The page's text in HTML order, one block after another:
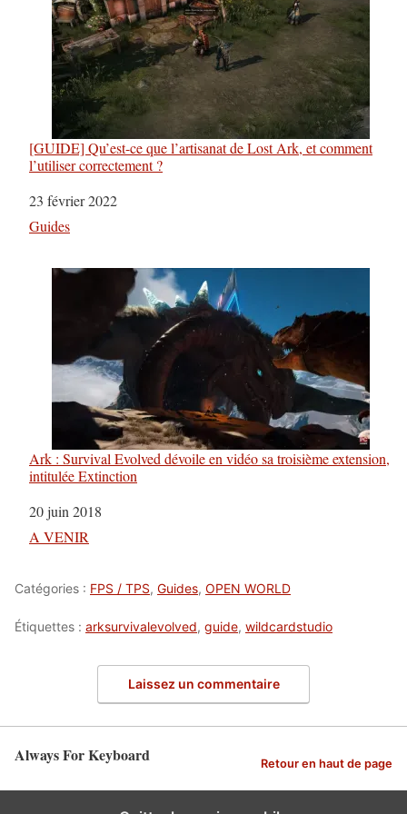
[GUIDE] Qu’est-ce que l’artisanat de Lost Ark, et comment
l’utiliser correctement ?
Date
23 février 2022
Par rapport à
Guides
Ark : Survival Evolved dévoile en vidéo sa troisième extension,
intitulée Extinction
Date
20 juin 2018
Par rapport à
A VENIR
Catégories : FPS / TPS, Guides, OPEN WORLD
Étiquettes : arksurvivalevolved, guide, wildcardstudio
Laissez un commentaire
Always For Keyboard Retour en haut de page